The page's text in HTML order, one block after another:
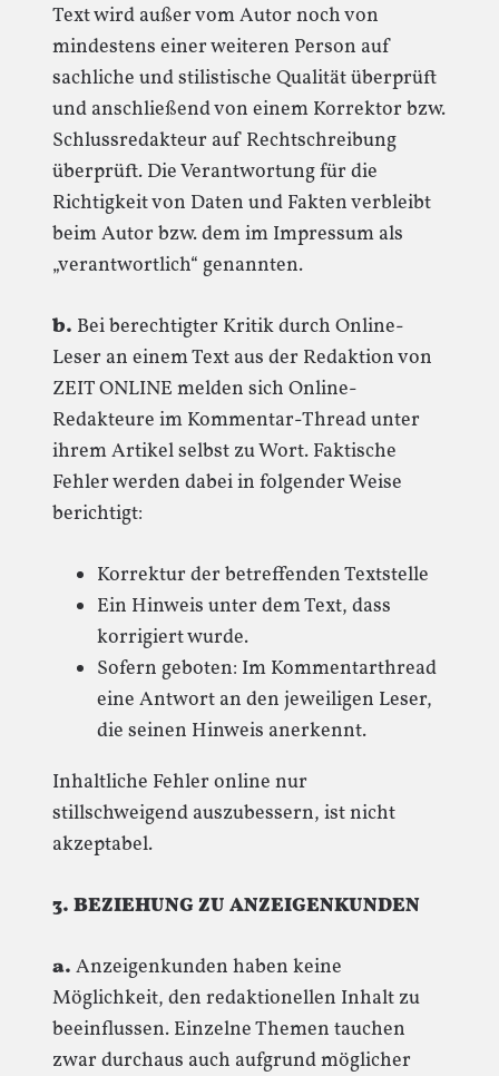
Text wird außer vom Autor noch von
mindestens einer weiteren Person auf
sachliche und stilistische Qualität überprüft
und anschließend von einem Korrektor bzw.
Schlussredakteur auf Rechtschreibung
überprüft. Die Verantwortung für die
Richtigkeit von Daten und Fakten verbleibt
beim Autor bzw. dem im Impressum als
„verantwortlich“ genannten.
b. Bei berechtigter Kritik durch Online-
Leser an einem Text aus der Redaktion von
ZEIT ONLINE melden sich Online-
Redakteure im Kommentar-Thread unter
ihrem Artikel selbst zu Wort. Faktische
Fehler werden dabei in folgender Weise
berichtigt:
Korrektur der betreffenden Textstelle
Ein Hinweis unter dem Text, dass
korrigiert wurde.
Sofern geboten: Im Kommentarthread
eine Antwort an den jeweiligen Leser,
die seinen Hinweis anerkennt.
Inhaltliche Fehler online nur
stillschweigend auszubessern, ist nicht
akzeptabel.
3. BEZIEHUNG ZU ANZEIGENKUNDEN
a. Anzeigenkunden haben keine
Möglichkeit, den redaktionellen Inhalt zu
beeinflussen. Einzelne Themen tauchen
zwar durchaus auch aufgrund möglicher